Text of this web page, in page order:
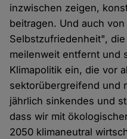
inzwischen zeigen,
beitragen. Und auch
Selbstzufriedenheit",
meilenweit entfernt und
Klimapolitik ein, die vor
sektorübergreifend und
jährlich sinkendes und
dass wir mit
2050 klimaneutral